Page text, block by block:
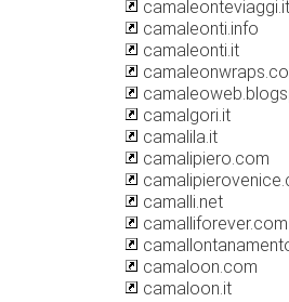
camaleonteviaggi.it
camaleonti.info
camaleonti.it
camalgori.it
camalila.it
camalipiero.com
camalli.net
camalliforever.com
camaloon.com
camaloon.it